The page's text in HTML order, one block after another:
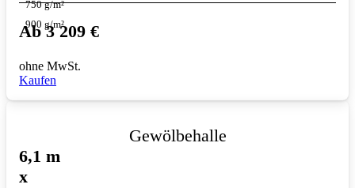
750 g/m²
900 g/m²
Ab3 209 €
ohne MwSt.
Kaufen
Gewölbehalle
6,1 m
x